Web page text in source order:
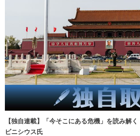
【独自連載】「今そこにある危機」を読み解
ビニシウス氏